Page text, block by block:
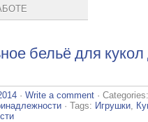
бельё для
· Write a comment · Categories:
· Tags: Игрушки